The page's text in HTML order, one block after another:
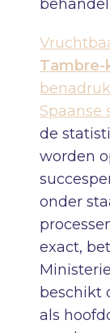
Tambre-
Spaanse
de
worden
onder
exact,
beschikt
als